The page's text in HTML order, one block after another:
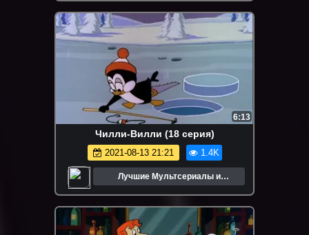
6:13
Чилли-Вилли (18 серия)
2021-08-13 21:21 1.4K
Лучшие Мультсериалы и
Мультфильмы